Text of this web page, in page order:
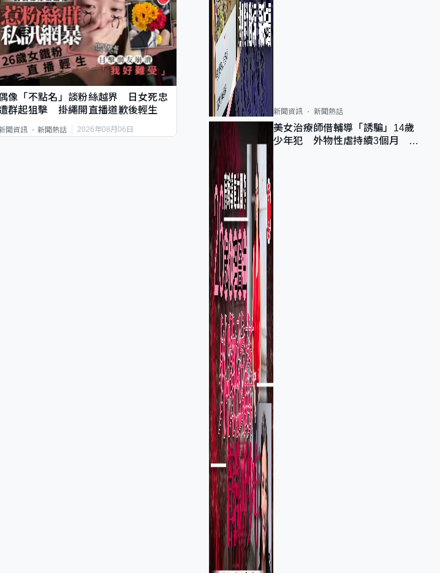
像「不點名」談粉絲越界 日女死忠
群起狙擊 掛繩開直播道歉後輕生
聞資訊 新聞熱話 2026年08月06日
新聞資訊 新聞熱話
美女治療師借輔導「誘騙」14歲
少年犯 外物性虐持續3個月 受